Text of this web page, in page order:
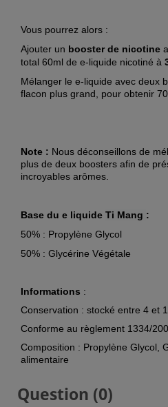
Vous pourrez alors :
Ajouter un booster de nicotine
total 60ml de e-liquide nicotiné à
Mélanger le e-liquide avec deux
flacon plus grand, pour obtenir
Note : Nous déconseillons de
plus de deux boosters afin de
incroyables arômes.
Base du e liquide Ti Mang :
50% : Propylène Glycol
50% : Glycérine Végétale
Informations :
Conservation : stocké entre 4 et
Conforme au règlement 1334/
Composition : Propylène Glycol,
alimentaire
Question (0)